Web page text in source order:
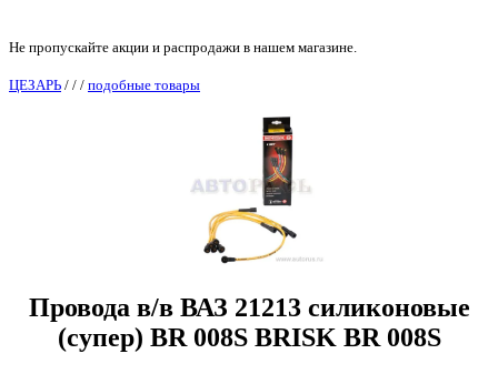
Не пропускайте акции и распродажи в нашем магазине.
ЦЕЗАРЬ / / / подобные товары
Провода в/в ВАЗ 21213 силиконовые
(супер) BR 008S BRISK BR 008S